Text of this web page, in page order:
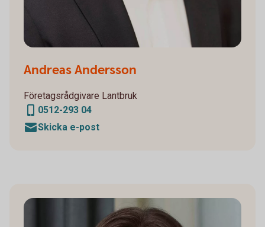
Andreas Andersson
Företagsrådgivare Lantbruk
0512-293 04
Skicka e-post